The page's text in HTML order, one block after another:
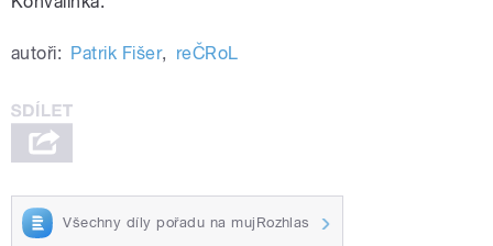
autoři: Patrik Fišer, reČRoL
Všechny díly pořadu na mujRozhlas